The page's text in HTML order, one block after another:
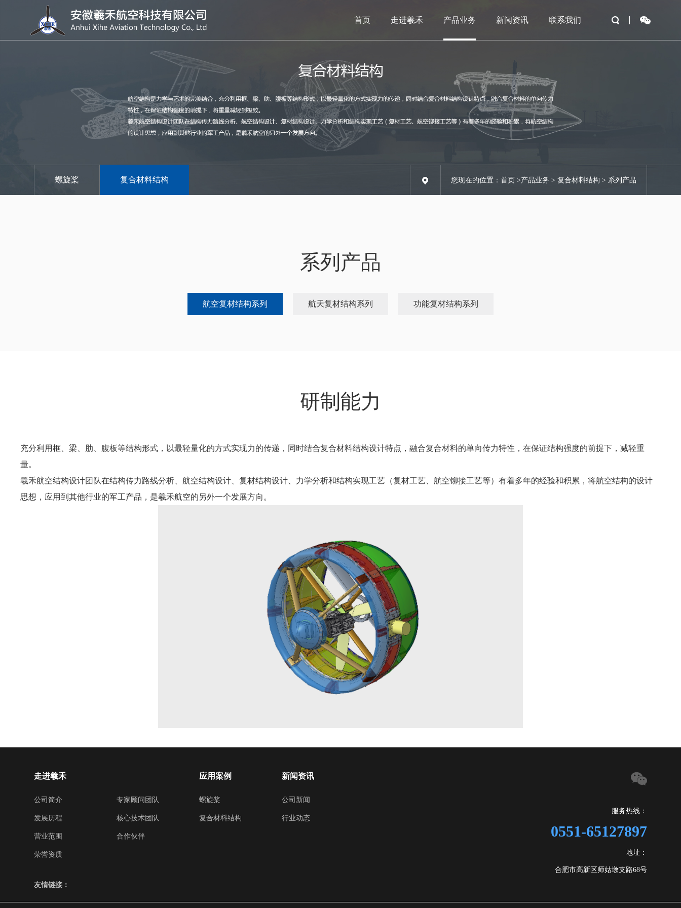
首页 走进羲禾 产品业务 新闻资讯 联系我们
螺旋桨 复合材料结构 您现在的位置：首页 >产品业务 > 复合材料结构 > 系列产品
系列产品
航空复材结构系列 航天复材结构系列 功能复材结构系列
研制能力
充分利用框、梁、肋、腹板等结构形式，以最轻量化的方式实现力的传递，同时结合复合材料结构设计特点，融合复合材料的单向传力特性，在保证结构强度的前提下，减轻重
量。
羲禾航空结构设计团队在结构传力路线分析、航空结构设计、复材结构设计、力学分析和结构实现工艺（复材工艺、航空铆接工艺等）有着多年的经验和积累，将航空结构的设计
思想，应用到其他行业的军工产品，是羲禾航空的另外一个发展方向。
走进羲禾
公司简介
发展历程
营业范围
荣誉资质
专家顾问团队
核心技术团队
合作伙伴
应用案例
螺旋桨
复合材料结构
新闻资讯
公司新闻
行业动态
友情链接：
服务热线：
0551-65127897
地址：
合肥市高新区师姑墩支路68号